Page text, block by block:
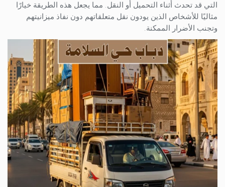
التي قد تحدث أثناء التحميل أو النقل. مما يجعل هذه الطريقة خيارًا
مثاليًا للأشخاص الذين يودون نقل متعلقاتهم دون نفاذ ميزانيتهم
وتجنب الأضرار الممكنة.